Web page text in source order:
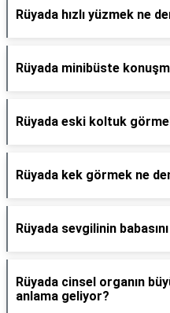
Rüyada hızlı yüzmek ne
Rüyada minibüste
Rüyada eski koltuk
Rüyada kek görmek ne
Rüyada sevgilinin
Rüyada cinsel organın
anlama geliyor?